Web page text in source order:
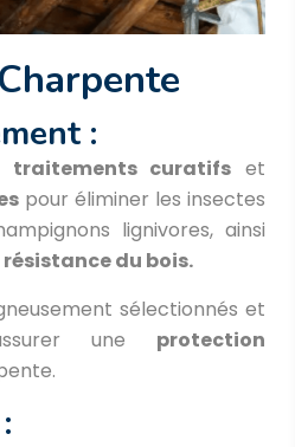
:
traitements curatifs et
pour éliminer les insectes
lignivores, ainsi
du bois.
sélectionnés et
une protection